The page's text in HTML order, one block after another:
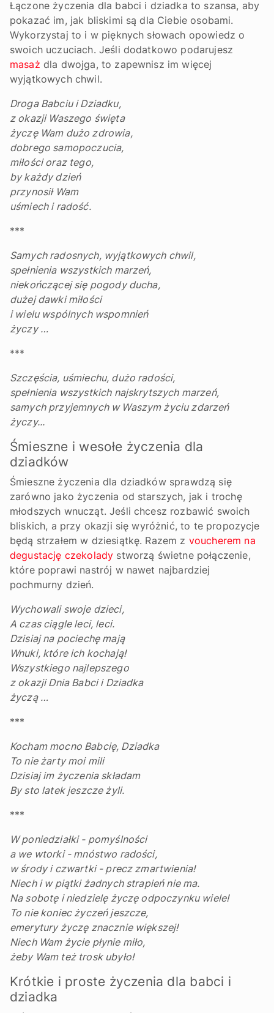
Łączone życzenia dla babci i dziadka to szansa, aby
pokazać im, jak bliskimi są dla Ciebie osobami.
Wykorzystaj to i w pięknych słowach opowiedz o
swoich uczuciach. Jeśli dodatkowo podarujesz
masaż dla dwojga, to zapewnisz im więcej
wyjątkowych chwil.
Droga Babciu i Dziadku,
z okazji Waszego święta
życzę Wam dużo zdrowia,
dobrego samopoczucia,
miłości oraz tego,
by każdy dzień
przynosił Wam
uśmiech i radość.
***
Samych radosnych, wyjątkowych chwil,
spełnienia wszystkich marzeń,
niekończącej się pogody ducha,
dużej dawki miłości
i wielu wspólnych wspomnień
życzy …
***
Szczęścia, uśmiechu, dużo radości,
spełnienia wszystkich najskrytszych marzeń,
samych przyjemnych w Waszym życiu zdarzeń
życzy...
Śmieszne i wesołe życzenia dla
dziadków
Śmieszne życzenia dla dziadków sprawdzą się
zarówno jako życzenia od starszych, jak i trochę
młodszych wnucząt. Jeśli chcesz rozbawić swoich
bliskich, a przy okazji się wyróżnić, to te propozycje
będą strzałem w dziesiątkę. Razem z voucherem na
degustację czekolady stworzą świetne połączenie,
które poprawi nastrój w nawet najbardziej
pochmurny dzień.
Wychowali swoje dzieci,
A czas ciągle leci, leci.
Dzisiaj na pociechę mają
Wnuki, które ich kochają!
Wszystkiego najlepszego
z okazji Dnia Babci i Dziadka
życzą …
***
Kocham mocno Babcię, Dziadka
To nie żarty moi mili
Dzisiaj im życzenia składam
By sto latek jeszcze żyli.
***
W poniedziałki - pomyślności
a we wtorki - mnóstwo radości,
w środy i czwartki - precz zmartwienia!
Niech i w piątki żadnych strapień nie ma.
Na sobotę i niedzielę życzę odpoczynku wiele!
To nie koniec życzeń jeszcze,
emerytury życzę znacznie większej!
Niech Wam życie płynie miło,
żeby Wam też trosk ubyło!
Krótkie i proste życzenia dla babci i
dziadka